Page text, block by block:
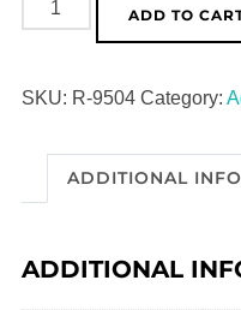
Inferior
quantity
ADD TO
SKU: R-9504 Category:
ADDITIONAL
ADDITIONAL